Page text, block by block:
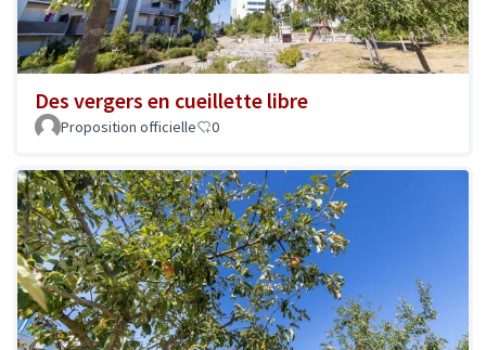
Des vergers en cueillette libre
Proposition officielle 0